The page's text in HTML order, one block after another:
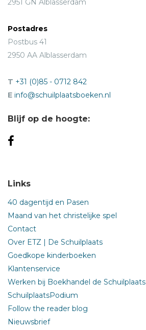
2951 GN Alblasserdam
Postadres
Postbus 41
2950 AA Alblasserdam
T +31 (0)85 - 0712 842
E info@schuilplaatsboeken.nl
Blijf op de hoogte:
Links
40 dagentijd en Pasen
Maand van het christelijke spel
Contact
Over ETZ | De Schuilplaats
Goedkope kinderboeken
Klantenservice
Werken bij Boekhandel de Schuilplaats
SchuilplaatsPodium
Follow the reader blog
Nieuwsbrief